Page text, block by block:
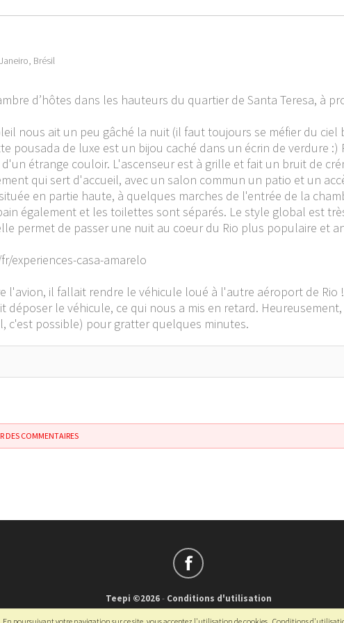
Brésil
d’hôtes dans les hauteurs du quartier de Santa Teresa, à
nous ait un peu gâché la nuit (il faut toujours se méfier du
pousada de luxe est un bijou caché dans un écrin de verdure
étrange couloir. L'ascenseur est à grille et fait un bruit de
qui sert d'accueil, avec un salon commun un patio et un
en partie haute, à quelques marches de l'entrée de la
également et les toilettes sont séparés. Le style global est
permet de passer une nuit au coeur du Rio plus populaire et
experiences-casa-amarelo
l'avion, il fallait rendre le véhicule loué à l'autre aéroport de Rio
déposer le véhicule, ce qui nous a mis en retard.
c'est possible) pour gratter quelques minutes.
DES COMMENTAIRES
Teepi ©2026- Conditions d'utilisation
Français- English